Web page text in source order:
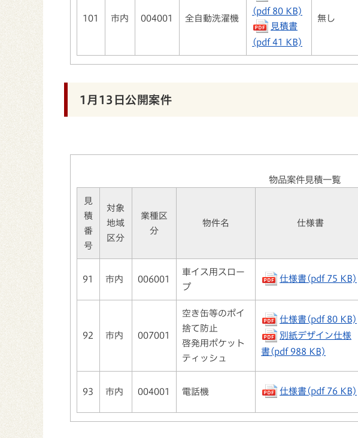
101 市内 004001 全自動洗濯機
(pdf 80 KB)
見積書
(pdf 41 KB)
無し
1月13日公開案件
物品案件見積一覧
見
積
番
号
対象
地域
区分
業種区
分
物件名 仕様書
91 市内 006001
車イス用スロー
プ
仕様書(pdf 75 KB)
92 市内 007001
空き缶等のポイ
捨て防止
啓発用ポケット
ティッシュ
仕様書(pdf 80 KB)
別紙デザイン仕様
書(pdf 988 KB)
93 市内 004001 電話機 仕様書(pdf 76 KB)